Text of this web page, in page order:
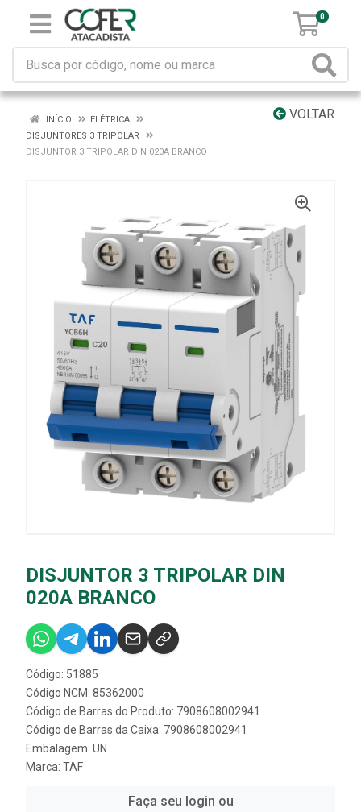
0
VOLTAR
INÍCIO
ELÉTRICA
DISJUNTORES 3 TRIPOLAR
DISJUNTOR 3 TRIPOLAR DIN 020A BRANCO
DISJUNTOR 3 TRIPOLAR DIN
020A BRANCO
Código: 51885
Código NCM: 85362000
Código de Barras do Produto: 7908608002941
Código de Barras da Caixa: 7908608002941
Embalagem: UN
Marca: TAF
Faça seu login ou